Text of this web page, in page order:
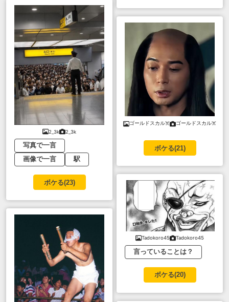
2_3k 2_3k
写真で一言
画像で一言
駅
ボケる(23)
ゴールドスカル☠️ ゴールドスカル☠️
ボケる(21)
Tadokoro45 Tadokoro45
言っていることは？
ボケる(20)